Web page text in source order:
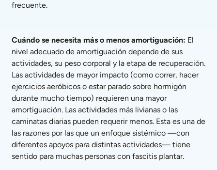
frecuente.
Cuándo se necesita más o menos amortiguación: El
nivel adecuado de amortiguación depende de sus
actividades, su peso corporal y la etapa de recuperación.
Las actividades de mayor impacto (como correr, hacer
ejercicios aeróbicos o estar parado sobre hormigón
durante mucho tiempo) requieren una mayor
amortiguación. Las actividades más livianas o las
caminatas diarias pueden requerir menos. Esta es una de
las razones por las que un enfoque sistémico —con
diferentes apoyos para distintas actividades— tiene
sentido para muchas personas con fascitis plantar.